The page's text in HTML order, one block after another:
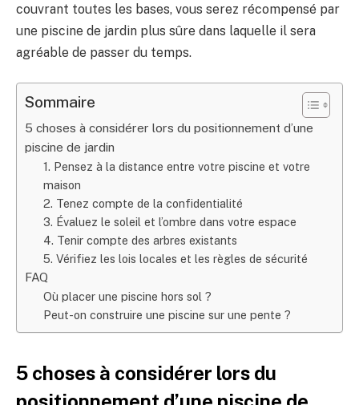
couvrant toutes les bases, vous serez récompensé par
une piscine de jardin plus sûre dans laquelle il sera
agréable de passer du temps.
Sommaire
5 choses à considérer lors du positionnement d’une
piscine de jardin
1. Pensez à la distance entre votre piscine et votre
maison
2. Tenez compte de la confidentialité
3. Évaluez le soleil et l’ombre dans votre espace
4. Tenir compte des arbres existants
5. Vérifiez les lois locales et les règles de sécurité
FAQ
Où placer une piscine hors sol ?
Peut-on construire une piscine sur une pente ?
5 choses à considérer lors du